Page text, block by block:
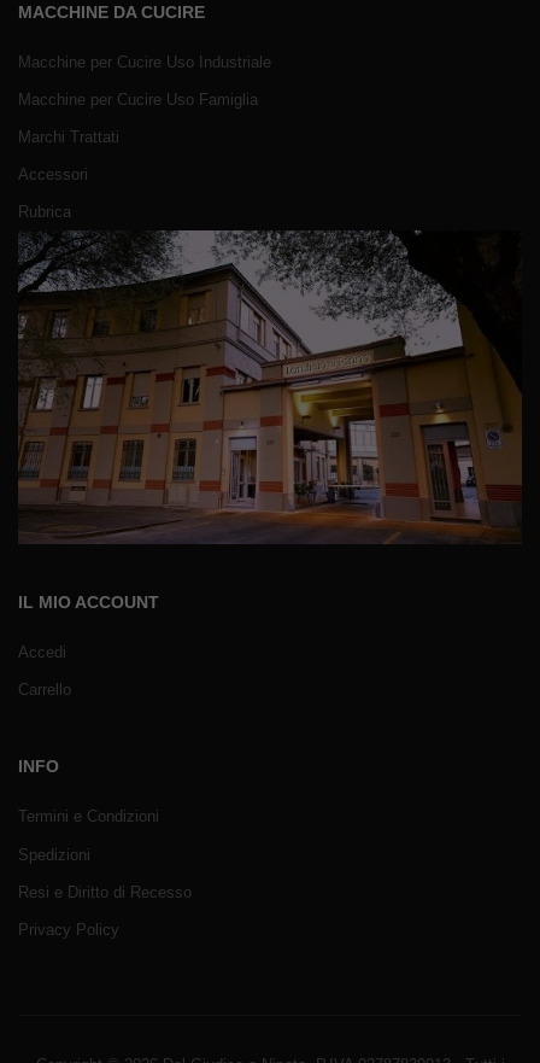
MACCHINE DA CUCIRE
Macchine per Cucire Uso Industriale
Macchine per Cucire Uso Famiglia
Marchi Trattati
Accessori
Rubrica
IL MIO ACCOUNT
Accedi
Carrello
INFO
Termini e Condizioni
Spedizioni
Resi e Diritto di Recesso
Privacy Policy